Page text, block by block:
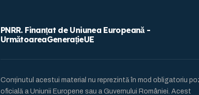
PNRR. Finanțat de Uniunea Europeană -
UrmătoareaGenerațieUE
Conținutul acestui material nu reprezintă în mod obligatoriu
oficială a Uniunii Europene sau a Guvernului României. Acest